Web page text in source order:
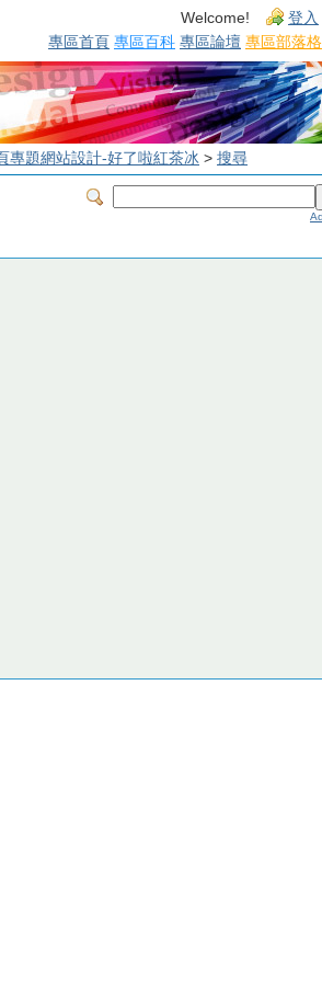
Welcome! 登入
專區首頁 專區百科 專區論壇 專區部落格
專題網站設計-好了啦紅茶冰 > 搜尋